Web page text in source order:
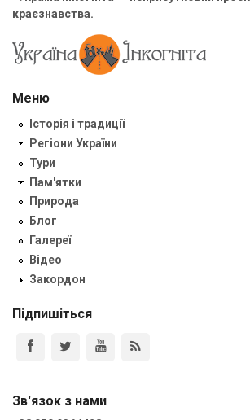
краєзнавства.
Меню
Історія і традиції
Регіони України
Тури
Пам'ятки
Природа
Блог
Галереї
Відео
Закордон
Підпишіться
Зв'язок з нами